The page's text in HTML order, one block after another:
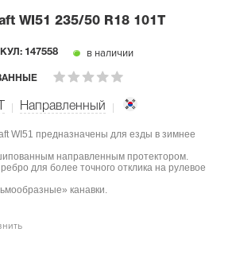
WI51 235/50 R18 101T
147558 в наличии
Направленный
WI51 предназначены для езды в зимнее
направленным протектором.
для более точного отклика на рулевое
канавки.